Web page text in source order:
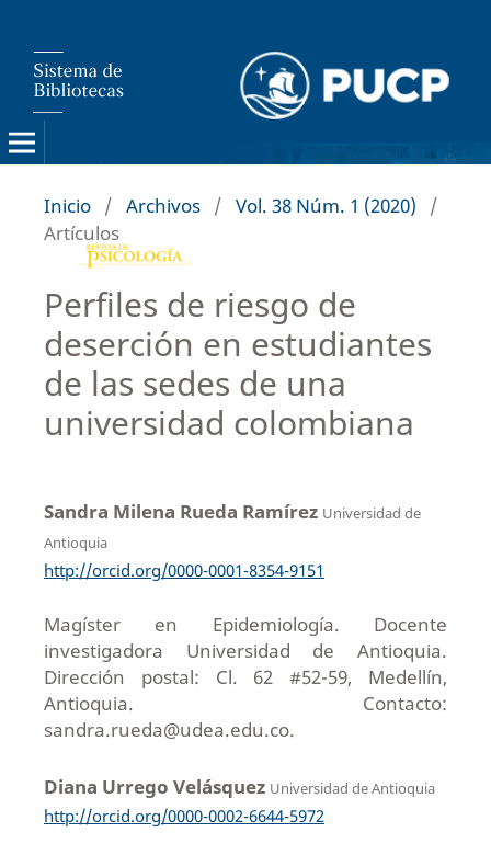
Inicio / Archivos / Vol. 38 Núm. 1 (2020)
/
Artículos
Perfiles de riesgo de
deserción en estudiantes
de las sedes de una
universidad colombiana
Sandra Milena Rueda Ramírez Universidad de
Antioquia
http://orcid.org/0000-0001-8354-9151
Magíster en Epidemiología. Docente
investigadora Universidad de Antioquia.
Dirección postal: Cl. 62 #52-59, Medellín,
Antioquia. Contacto:
sandra.rueda@udea.edu.co.
Diana Urrego Velásquez Universidad de Antioquia
http://orcid.org/0000-0002-6644-5972